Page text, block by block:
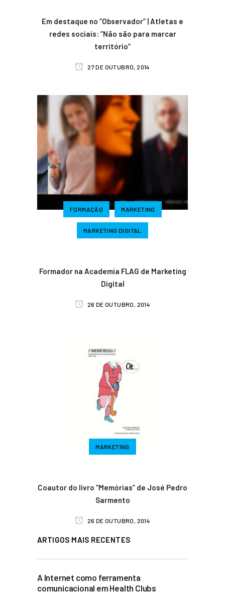
Em destaque no “Observador” | Atletas e
redes sociais: “Não são para marcar
território”
27 DE OUTUBRO, 2014
FORMAÇÃO MARKETING
MARKETING DIGITAL
Formador na Academia FLAG de Marketing
Digital
26 DE OUTUBRO, 2014
MARKETING
Coautor do livro “Memórias” de José Pedro
Sarmento
26 DE OUTUBRO, 2014
ARTIGOS MAIS RECENTES
A Internet como ferramenta
comunicacional em Health Clubs